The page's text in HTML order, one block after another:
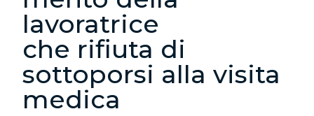
lavoratrice
che rifiuta di
sottoporsi alla visita
medica